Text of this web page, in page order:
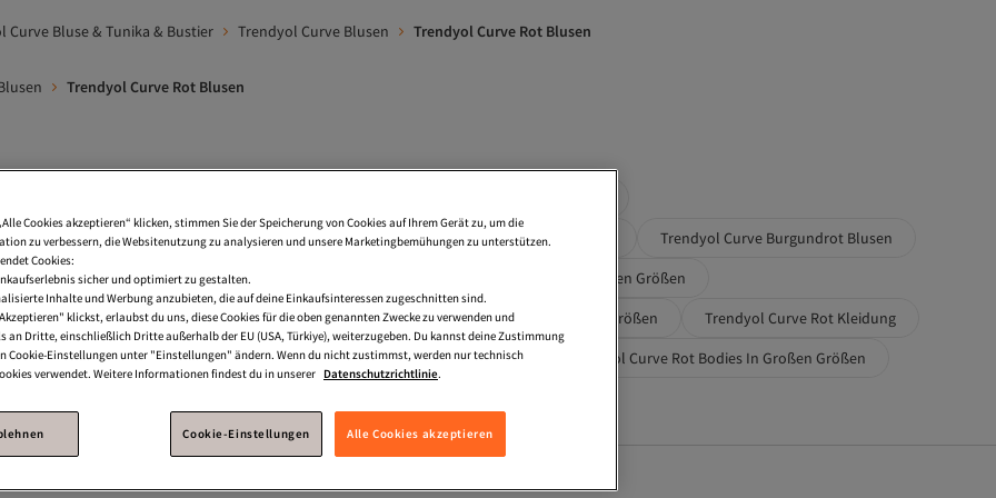
Curve Bluse & Tunika & Bustier Trendyol Curve Blusen Trendyol Curve Rot Blusen
Trendyol Curve Rot Blusen
Rot Bluse & Tunika & Bustier Trendyol Curve Burgundrot Blusen In Großen Größen
Trendyol Curve Burgundrot Blusen
Curve Blusen Trendyol Curve Damen Blusen
Trendyol Curve Blusen In Großen Größen
Rosa Blusen Trendyol Curve Schwarz Blusen Trendyol Curve Rot Große Größen
Trendyol Curve Rot Kleidung
In Großen Größen Trendyol Curve Rosa Blusen In Großen Größen
Trendyol Curve Rot Bodies In Großen Größen
In Großen Größen
Cookies akzeptieren“ klicken, stimmen Sie der Speicherung von Cookies auf Ihrem Gerät zu, um die
zu verbessern, die Websitenutzung zu analysieren und unsere Marketingbemühungen zu unterstützen.
Cookies:
sicher und optimiert zu gestalten.
Inhalte und Werbung anzubieten, die auf deine Einkaufsinteressen zugeschnitten sind.
klickst, erlaubst du uns, diese Cookies für die oben genannten Zwecke zu verwenden und
an Dritte, einschließlich Dritte außerhalb der EU (USA, Türkiye), weiterzugeben. Du kannst deine Zustimmung
Cookie-Einstellungen unter "Einstellungen" ändern. Wenn du nicht zustimmst, werden nur technisch
verwendet. Weitere Informationen findest du in unserer Datenschutzrichtlinie.
Cookie-Einstellungen Alle Cookies akzeptieren